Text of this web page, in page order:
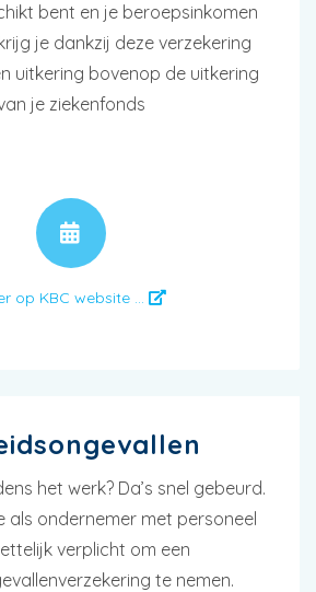
bent en je beroepsinkomen
je dankzij deze verzekering
uitkering bovenop de uitkering
je ziekenfonds
op KBC website ...
het werk? Da’s snel gebeurd.
als ondernemer met personeel
verplicht om een
te nemen.